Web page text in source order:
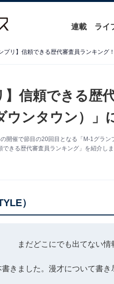
連載 ライ
プリ】信頼できる歴代審査員ランキン
】信頼できる歴
ウンタウン）」
開催で節目の20回目となる「M-1グラ
きる歴代審査員ランキング」を紹介し
）
まだどこにでも出てない情
書きました。漫才について書き